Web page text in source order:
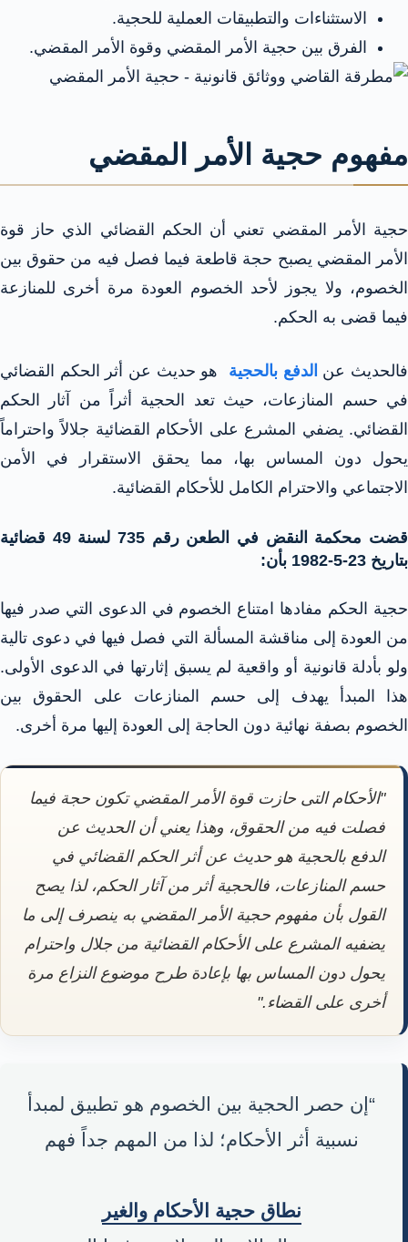
الاستثناءات والتطبيقات العملية للحجية.
الفرق بين حجية الأمر المقضي وقوة الأمر المقضي.
مفهوم حجية الأمر المقضي
حجية الأمر المقضي تعني أن الحكم القضائي الذي حاز قوة
الأمر المقضي يصبح حجة قاطعة فيما فصل فيه من حقوق بين
الخصوم، ولا يجوز لأحد الخصوم العودة مرة أخرى للمنازعة
فيما قضى به الحكم.
فالحديث عن الدفع بالحجية هو حديث عن أثر الحكم القضائي
في حسم المنازعات، حيث تعد الحجية أثراً من آثار الحكم
القضائي. يضفي المشرع على الأحكام القضائية جلالاً واحتراماً
يحول دون المساس بها، مما يحقق الاستقرار في الأمن
الاجتماعي والاحترام الكامل للأحكام القضائية.
قضت محكمة النقض في الطعن رقم 735 لسنة 49 قضائية
بتاريخ 23-5-1982 بأن:
حجية الحكم مفادها امتناع الخصوم في الدعوى التي صدر فيها
من العودة إلى مناقشة المسألة التي فصل فيها في دعوى تالية
ولو بأدلة قانونية أو واقعية لم يسبق إثارتها في الدعوى الأولى.
هذا المبدأ يهدف إلى حسم المنازعات على الحقوق بين
الخصوم بصفة نهائية دون الحاجة إلى العودة إليها مرة أخرى.
"الأحكام التى حازت قوة الأمر المقضي تكون حجة فيما
فصلت فيه من الحقوق، وهذا يعني أن الحديث عن
الدفع بالحجية هو حديث عن أثر الحكم القضائي في
حسم المنازعات، فالحجية أثر من آثار الحكم، لذا يصح
القول بأن مفهوم حجية الأمر المقضي به ينصرف إلى ما
يضفيه المشرع على الأحكام القضائية من جلال واحترام
يحول دون المساس بها بإعادة طرح موضوع النزاع مرة
أخرى على القضاء."
“إن حصر الحجية بين الخصوم هو تطبيق لمبدأ
نسبية أثر الأحكام؛ لذا من المهم جداً فهم
نطاق حجية الأحكام والغير